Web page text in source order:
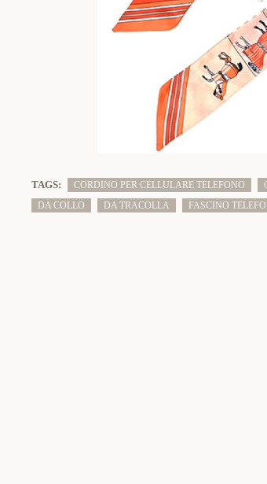
TAGS: CORDINO PER CELLULARE TELEFONO
DA COLLO
DA TRACOLLA FASCINO